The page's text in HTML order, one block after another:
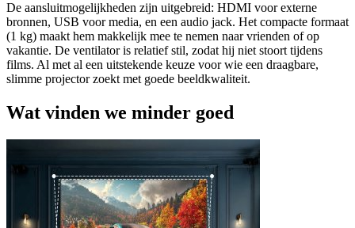
De aansluitmogelijkheden zijn uitgebreid: HDMI voor externe
bronnen, USB voor media, en een audio jack. Het compacte formaat
(1 kg) maakt hem makkelijk mee te nemen naar vrienden of op
vakantie. De ventilator is relatief stil, zodat hij niet stoort tijdens
films. Al met al een uitstekende keuze voor wie een draagbare,
slimme projector zoekt met goede beeldkwaliteit.
Wat vinden we minder goed